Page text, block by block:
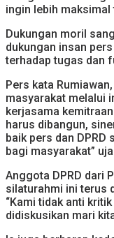
ingin lebih maksimal
Dukungan moril
dukungan insan
terhadap tugas dan
Pers kata
masyarakat melalui
kerjasama
harus dibangun,
baik pers dan
bagi masyarakat”
Anggota DPRD dari
silaturahmi ini terus
“Kami tidak anti
didiskusikan mari